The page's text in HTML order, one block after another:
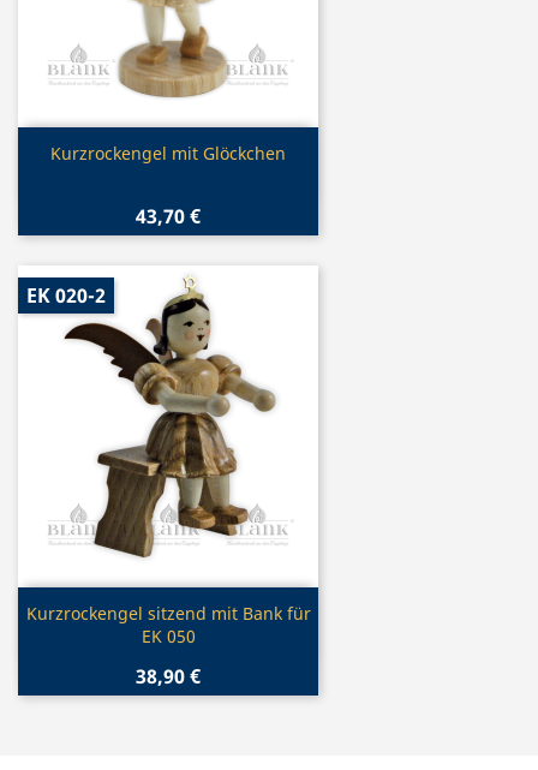
Vorschau
Kurzrockengel mit Glöckchen
43,70 €
Vorschau
Kurzrockengel sitzend mit Bank für
EK 050
38,90 €
EK 020-2